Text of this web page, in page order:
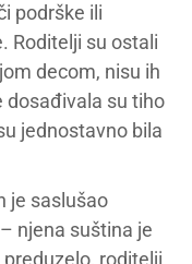
podrške ili
Roditelji su ostali
decom, nisu ih
dosađivala su tiho
jednostavno bila
je saslušao
njena suština je
roditelji